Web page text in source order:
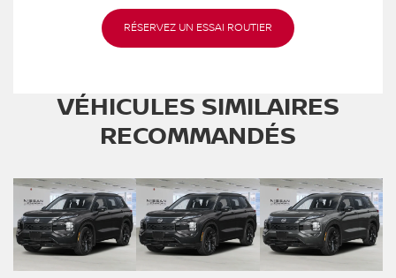
RÉSERVEZ UN ESSAI ROUTIER
VÉHICULES SIMILAIRES
RECOMMANDÉS